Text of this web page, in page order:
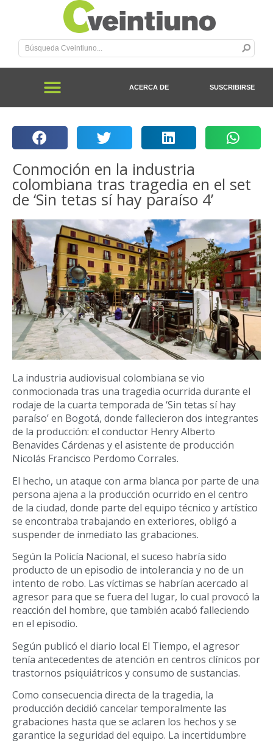
ACERCA DE SUSCRIBIRSE
Conmoción en la industria
colombiana tras tragedia en el set
de ‘Sin tetas sí hay paraíso 4’
La industria audiovisual colombiana se vio
conmocionada tras una tragedia ocurrida durante el
rodaje de la cuarta temporada de ‘Sin tetas sí hay
paraíso’ en Bogotá, donde fallecieron dos integrantes
de la producción: el conductor Henry Alberto
Benavides Cárdenas y el asistente de producción
Nicolás Francisco Perdomo Corrales.
El hecho, un ataque con arma blanca por parte de una
persona ajena a la producción ocurrido en el centro
de la ciudad, donde parte del equipo técnico y artístico
se encontraba trabajando en exteriores, obligó a
suspender de inmediato las grabaciones.
Según la Policía Nacional, el suceso habría sido
producto de un episodio de intolerancia y no de un
intento de robo. Las víctimas se habrían acercado al
agresor para que se fuera del lugar, lo cual provocó la
reacción del hombre, que también acabó falleciendo
en el episodio.
Según publicó el diario local El Tiempo, el agresor
tenía antecedentes de atención en centros clínicos por
trastornos psiquiátricos y consumo de sustancias.
Como consecuencia directa de la tragedia, la
producción decidió cancelar temporalmente las
grabaciones hasta que se aclaren los hechos y se
garantice la seguridad del equipo. La incertidumbre